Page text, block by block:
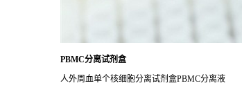
PBMC分离试剂盒
人外周血单个核细胞分离试剂盒PBMC分离液